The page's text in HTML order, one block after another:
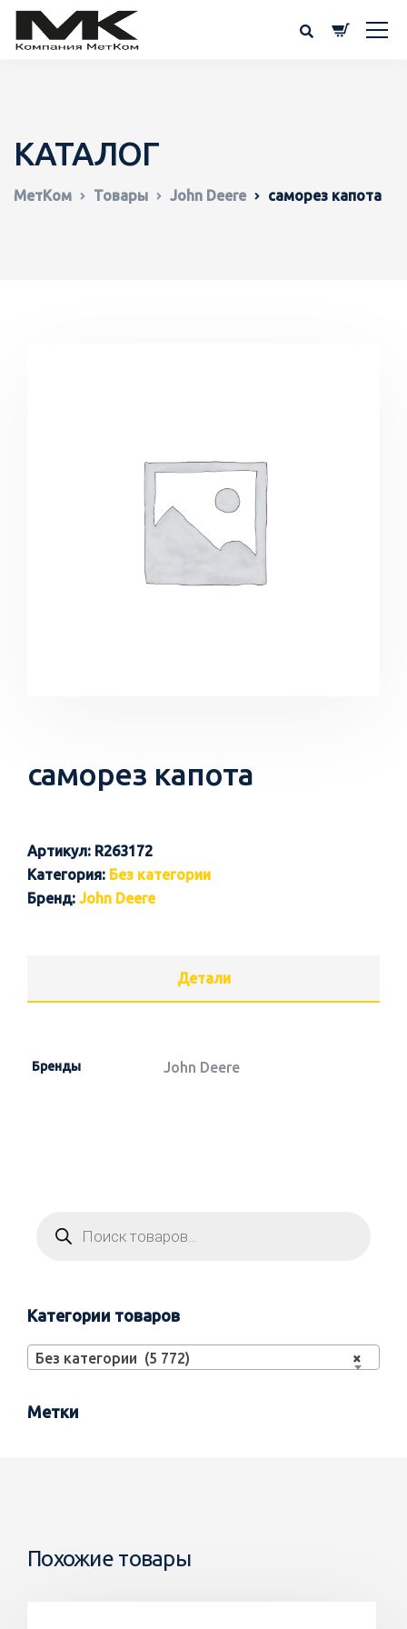
КАТАЛОГ
МетКом Товары John Deere саморез капота
саморез капота
Артикул: R263172
Категория: Без категории
Бренд: John Deere
Детали
Бренды John Deere
Категории товаров
×
Без категории (5 772)
Метки
Похожие товары